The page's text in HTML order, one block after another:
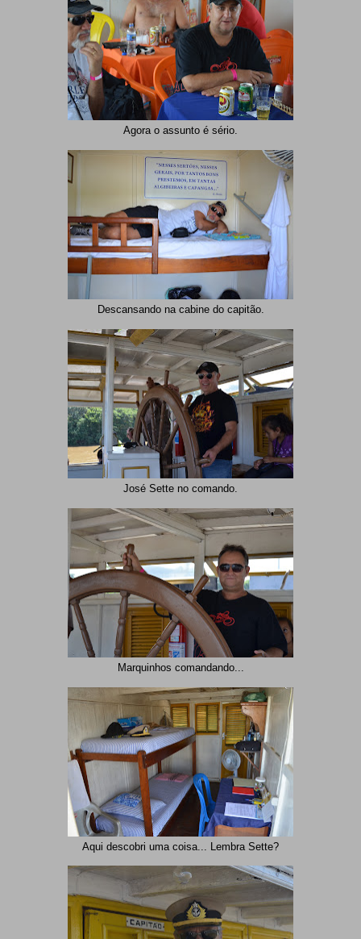
Agora o assunto é sério.
Descansando na cabine do capitão.
José Sette no comando.
Marquinhos comandando...
Aqui descobri uma coisa... Lembra Sette?